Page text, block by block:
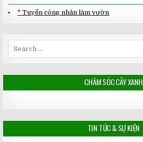
* Tuyển công nhân làm vườn
CHĂM SÓC CÂY XANH
TIN TỨC & SỰ KIỆN